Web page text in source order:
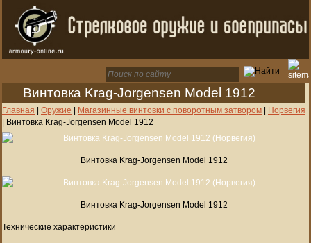
Винтовка Krag-Jorgensen Model 1912
Главная | Оружие | Магазинные винтовки с поворотным затвором | Норвегия
| Винтовка Krag-Jorgensen Model 1912
Винтовка Krag-Jorgensen Model 1912
Винтовка Krag-Jorgensen Model 1912
Технические характеристики